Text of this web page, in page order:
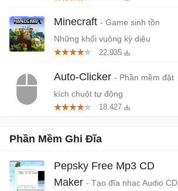
Minecraft - Game sinh tồn
Những khối vuông kỳ diệu
22.935
Auto-Clicker - Phần mềm đặt
kích chuột tự động
18.427
Phần Mềm Ghi Đĩa
Pepsky Free Mp3 CD
Maker - Tạo đĩa nhạc Audio CD